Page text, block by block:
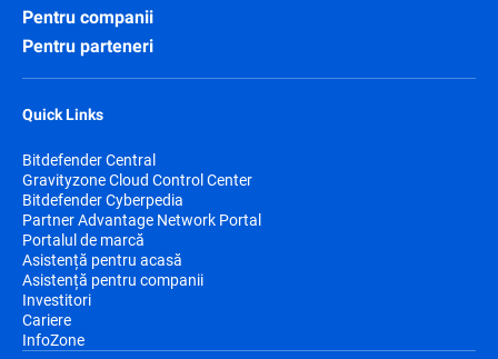
Pentru companii
Pentru parteneri
Quick Links
Bitdefender Central
Gravityzone Cloud Control Center
Bitdefender Cyberpedia
Partner Advantage Network Portal
Portalul de marcă
Asistență pentru acasă
Asistență pentru companii
Investitori
Cariere
InfoZone